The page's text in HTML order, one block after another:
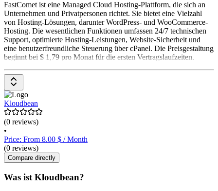
FastComet ist eine Managed Cloud Hosting-Plattform, die sich an
Unternehmen und Privatpersonen richtet. Sie bietet eine Vielzahl
von Hosting-Lösungen, darunter WordPress- und WooCommerce-
Hosting. Die wesentlichen Funktionen umfassen 24/7 technischen
Support, optimierte Hosting-Leistungen, Website-Sicherheit und
eine benutzerfreundliche Steuerung über cPanel. Die Preisgestaltung
beginnt bei $ 1,79 pro Monat für die ersten Vertragslaufzeiten.
Kloudbean
(0 reviews)
•
Price: From 8.00 $ / Month
(0 reviews)
Compare directly
Was ist Kloudbean?